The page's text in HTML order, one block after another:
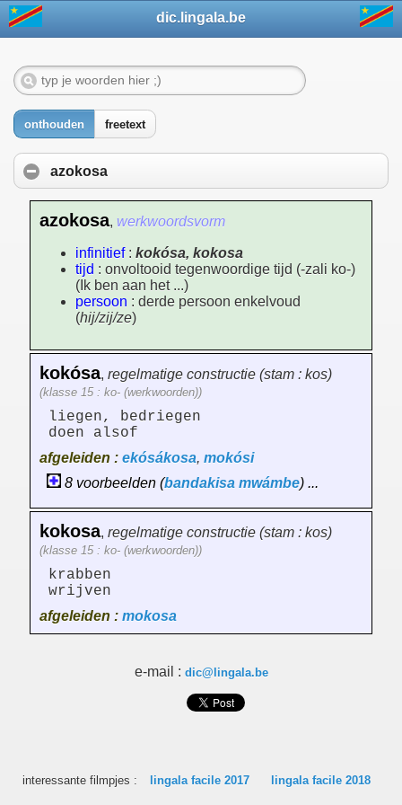
dic.lingala.be
onthouden freetext
azokosa
azokosa, werkwoordsvorm
infinitief: kokósa, kokosa
tijd : onvoltooid tegenwoordige tijd (-zali ko-)
(Ik ben aan het ...)
persoon : derde persoon enkelvoud
(hij/zij/ze)
kokósa, regelmatige constructie (stam : kos)
(klasse 15 : ko- (werkwoorden))
liegen, bedriegen
doen alsof
afgeleiden : ekósákosa, mokósi
8 voorbeelden (bandakisa mwámbe) ...
kokosa, regelmatige constructie (stam : kos)
(klasse 15 : ko- (werkwoorden))
krabben
wrijven
afgeleiden : mokosa
e-mail : dic@lingala.be
interessante filmpjes : lingala facile 2017 lingala facile 2018